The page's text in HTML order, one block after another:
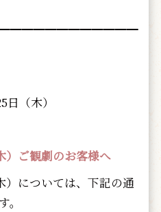
（木）
）ご観劇のお客様へ
）については、下記の通